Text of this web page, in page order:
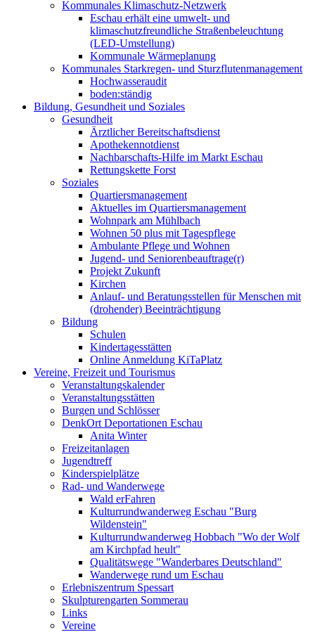
Kommunales Klimaschutz-Netzwerk
Eschau erhält eine umwelt- und
klimaschutzfreundliche Straßenbeleuchtung
(LED-Umstellung)
Kommunale Wärmeplanung
Kommunales Starkregen- und Sturzflutenmanagement
Hochwasseraudit
boden:ständig
Bildung, Gesundheit und Soziales
Gesundheit
Ärztlicher Bereitschaftsdienst
Apothekennotdienst
Nachbarschafts-Hilfe im Markt Eschau
Rettungskette Forst
Soziales
Quartiersmanagement
Aktuelles im Quartiersmanagement
Wohnpark am Mühlbach
Wohnen 50 plus mit Tagespflege
Ambulante Pflege und Wohnen
Jugend- und Seniorenbeauftrage(r)
Projekt Zukunft
Kirchen
Anlauf- und Beratungsstellen für Menschen mit
(drohender) Beeinträchtigung
Bildung
Schulen
Kindertagesstätten
Online Anmeldung KiTaPlatz
Vereine, Freizeit und Tourismus
Veranstaltungskalender
Veranstaltungsstätten
Burgen und Schlösser
DenkOrt Deportationen Eschau
Anita Winter
Freizeitanlagen
Jugendtreff
Kinderspielplätze
Rad- und Wanderwege
Wald erFahren
Kulturrundwanderweg Eschau "Burg
Wildenstein"
Kulturrundwanderweg Hobbach "Wo der Wolf
am Kirchpfad heult"
Qualitätswege "Wanderbares Deutschland"
Wanderwege rund um Eschau
Erlebniszentrum Spessart
Skulpturengarten Sommerau
Links
Vereine